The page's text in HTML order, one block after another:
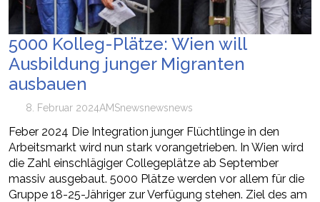
5000 Kolleg-Plätze: Wien will
Ausbildung junger Migranten
ausbauen
8. Februar 2024AMSnewsnewsnews
Feber 2024 Die Integration junger Flüchtlinge in den
Arbeitsmarkt wird nun stark vorangetrieben. In Wien wird
die Zahl einschlägiger Collegeplätze ab September
massiv ausgebaut. 5000 Plätze werden vor allem für die
Gruppe 18-25-Jähriger zur Verfügung stehen. Ziel des am